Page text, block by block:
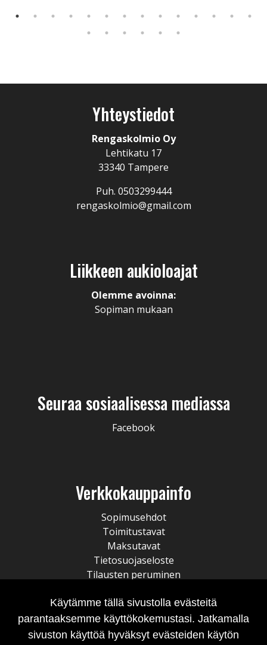
Yhteystiedot
Rengaskolmio Oy
Lehtikatu 17
33340 Tampere
Puh. 0503299444
rengaskolmio@gmail.com
Liikkeen aukioloajat
Olemme avoinna:
Sopiman mukaan
Seuraa sosiaalisessa mediassa
Facebook
Verkkokauppainfo
Sopimusehdot
Toimitustavat
Maksutavat
Tietosuojaseloste
Tilausten peruminen
Käytämme tällä sivustolla evästeitä
parantaaksemme käyttökokemustasi. Jatkamalla
sivuston käyttöä hyväksyt evästeiden käytön